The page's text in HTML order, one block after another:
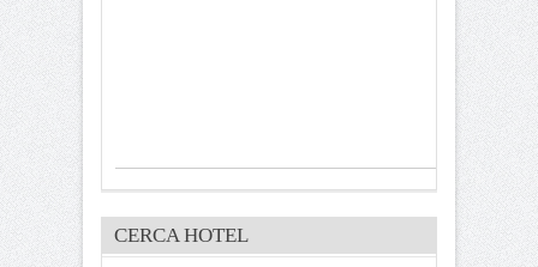
CERCA HOTEL